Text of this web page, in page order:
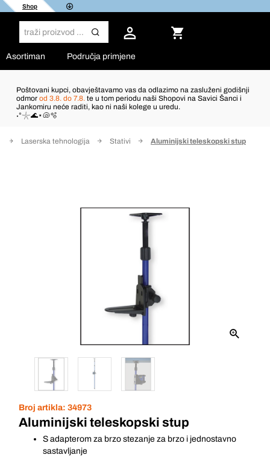
Shop
Asortiman Područja primjene
Poštovani kupci, obavještavamo vas da odlazimo na zasluženi godišnji
odmor od 3.8. do 7.8. te u tom periodu naši Shopovi na Savici Šanci i
Jankomiru neće raditi, kao ni naši kolege u uredu.
˖°𓇼🌊⋆🐚🫧
Laserska tehnologija Stativi Aluminijski teleskopski stup
Broj artikla: 34973
Aluminijski teleskopski stup
S adapterom za brzo stezanje za brzo i jednostavno
sastavljanje